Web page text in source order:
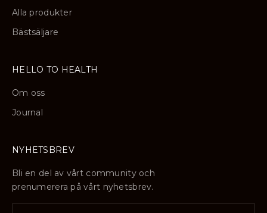
Alla produkter
Bästsäljare
HELLO TO HEALTH
Om oss
Journal
NYHETSBREV
Bli en del av vårt community och
prenumerera på vårt nyhetsbrev.